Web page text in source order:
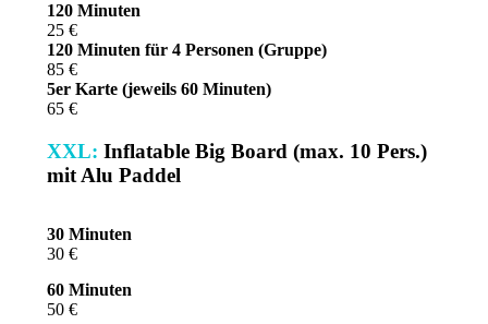
120 Minuten
25 €
120 Minuten für 4 Personen (Gruppe)
85 €
5er Karte (jeweils 60 Minuten)
65 €
XXL: Inflatable Big Board (max. 10 Pers.)
mit Alu Paddel
30 Minuten
30 €
60 Minuten
50 €